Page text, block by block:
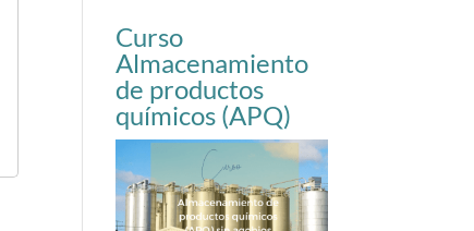
Curso
Almacenamiento
de productos
químicos (APQ)